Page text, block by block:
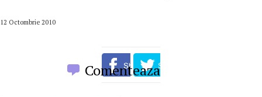
12 Octombrie 2010
Comenteaza